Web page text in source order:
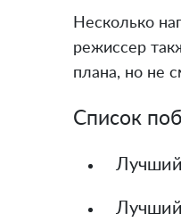
Несколько
режиссер
плана, но не
Список